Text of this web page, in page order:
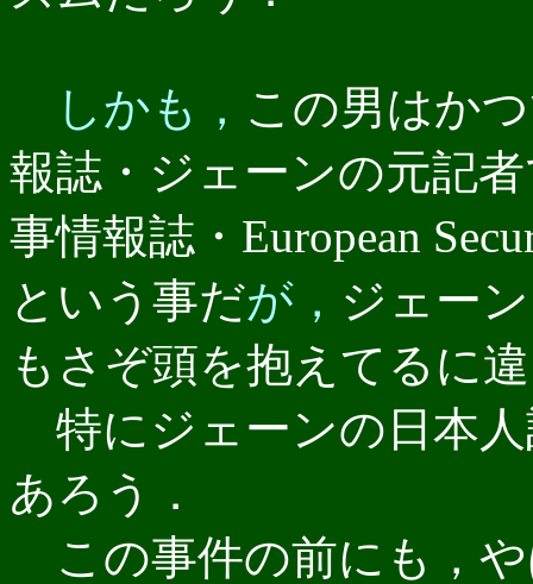
しかも， この男はか
報誌・ジェーンの元記
事情報誌・European
という事だが， ジェーン
もさぞ頭を抱えてるに
特にジェーンの日本
あろう．
この事件の前にも，